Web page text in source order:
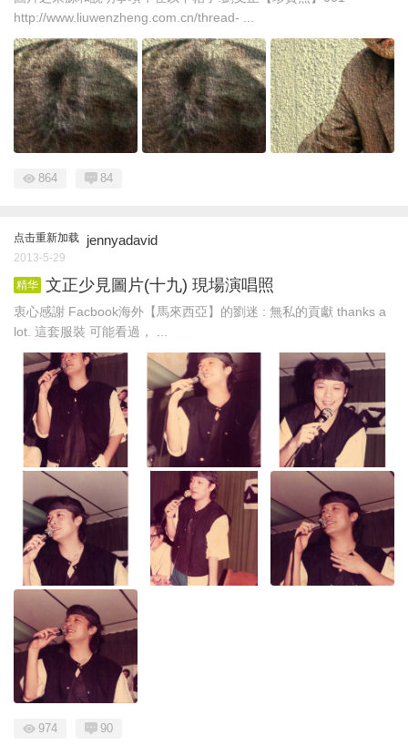
http://www.liuwenzheng.com.cn/thread- ...
864 84
点击重新加载 jennyadavid
2013-5-29
精华 文正少見圖片(十九) 現場演唱照
衷心感謝 Facbook海外【馬來西亞】的劉迷 : 無私的貢獻 thanks a
lot. 這套服裝 可能看過， ...
974 90